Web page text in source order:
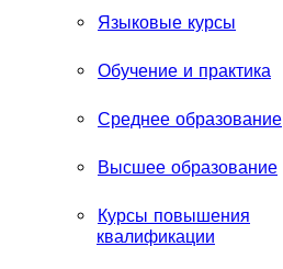
Языковые курсы
Обучение и практика
Среднее образование
Высшее образование
Курсы повышения
квалификации